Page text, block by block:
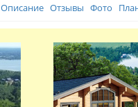
Описание Отзывы Фото